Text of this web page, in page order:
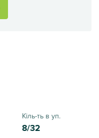
Кіль-ть в уп.
8/32